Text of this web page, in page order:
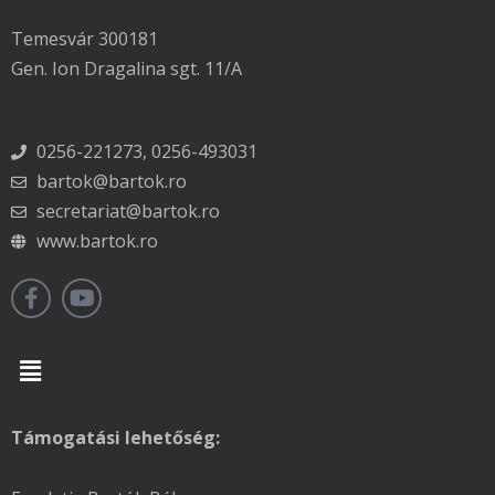
Temesvár 300181
Gen. Ion Dragalina sgt. 11/A
0256-221273, 0256-493031
bartok@bartok.ro
secretariat@bartok.ro
www.bartok.ro
Menu
Támogatási lehetőség: